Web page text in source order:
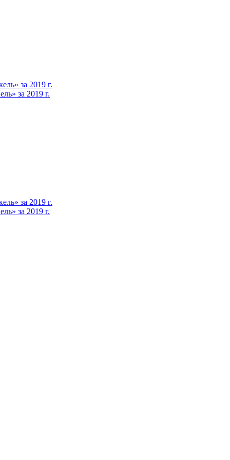
за 2019 г.
за 2019 г.
за 2019 г.
за 2019 г.